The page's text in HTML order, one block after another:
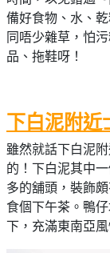
備好食物、水、
同唔少雜草，怕
品、拖鞋呀！
下白泥附近
雖然就話下白泥
的！下白泥其中
多的舖頭，裝飾
食個下午茶。鴨
下，充滿東南亞